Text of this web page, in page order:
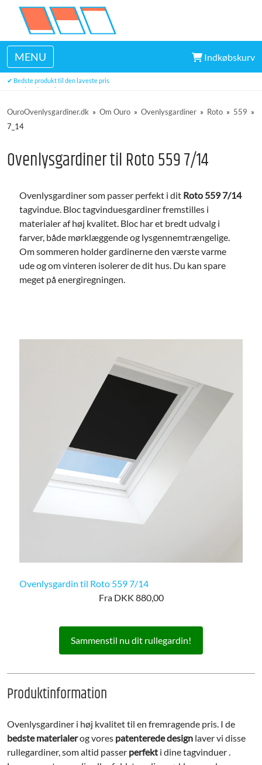
MENU Indkøbskurv
✔ Levering inden for 7-9 hverdage
✔ Bedste produkt til den laveste pris
✔ Top kundeservice
OuroOvenlysgardiner.dk » Om Ouro » Ovenlysgardiner » Roto » 559 »
7_14
Ovenlysgardiner til Roto 559 7/14
Ovenlysgardiner som passer perfekt i dit Roto 559 7/14
tagvindue. Bloc tagvinduesgardiner fremstilles i
materialer af høj kvalitet. Bloc har et bredt udvalg i
farver, både mørklæggende og lysgennemtrængelige.
Om sommeren holder gardinerne den værste varme
ude og om vinteren isolerer de dit hus. Du kan spare
meget på energiregningen.
Ovenlysgardin til Roto 559 7/14
Fra DKK 880,00
Sammenstil nu dit rullegardin!
Produktinformation
Ovenlysgardiner i høj kvalitet til en fremragende pris. I de
bedste materialerog vores patenterede design laver vi disse
rullegardiner, som altid passer perfekt i dine tagvinduer .